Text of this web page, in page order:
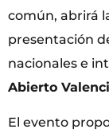
común, abrirá
presentación
nacionales e
Abierto
El evento